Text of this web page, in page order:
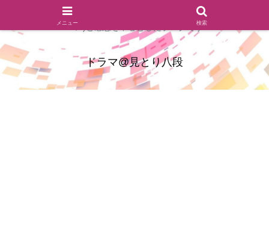
ドラマのシーンとセリフを切り取ったあらすじレビュー(復習ネタ
バレ)と感想を中心としたブログです
ドラマ@見とり八段
メニュー 検索